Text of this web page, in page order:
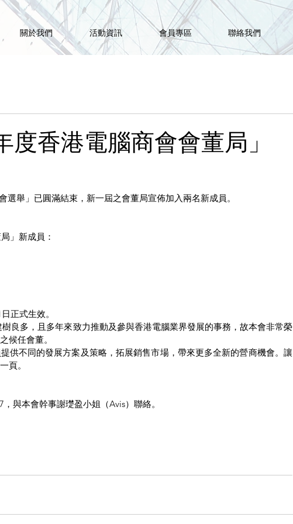
關於我們 活動資訊 會員專區 聯絡我們
度香港電腦商會會董局」
選舉」已圓滿結束，新一屆之會董局宣佈加入兩名新成員。
」新成員：
正式生效。
良多，且多年來致力推動及參與香港電腦業界發展的事務，故本會非常榮
候任會董。
供不同的發展方案及策略，拓展銷售市場，帶來更多全新的營商機會。讓
頁。
與本會幹事謝璴盈小姐（Avis）聯絡。